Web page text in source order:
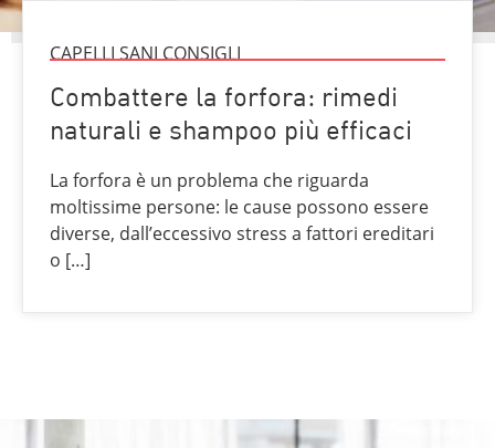
CAPELLI SANI CONSIGLI
Combattere la forfora: rimedi
naturali e shampoo più efficaci
La forfora è un problema che riguarda
moltissime persone: le cause possono essere
diverse, dall’eccessivo stress a fattori ereditari
o […]